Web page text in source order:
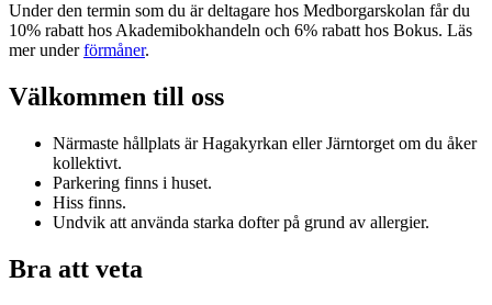
Under den termin som du är deltagare hos Medborgarskolan får du
10% rabatt hos Akademibokhandeln och 6% rabatt hos Bokus. Läs
mer underförmåner.
Välkommen till oss
Närmaste hållplats är Hagakyrkan eller Järntorget om du åker
kollektivt.
Parkering finns i huset.
Hiss finns.
Undvik att använda starka dofter på grund av allergier.
Bra att veta